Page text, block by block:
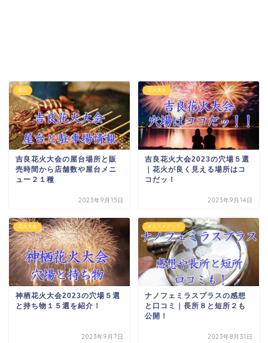
屋台
吉良花火大会の屋台場所と販
売時間から店舗数や屋台メニ
ュー２１種
2023年9月15日
花火大会
吉良花火大会2023の穴場５選
｜花火が良く見える場所はコ
コだッ！
2023年9月14日
花火大会
神栖花火大会2023の穴場５選
と持ち物１５選を紹介！
2023年9月7日
オススメグッズ
ナノフェミラスプラスの感想
と口コミ｜長所８と短所２も
公開！
2023年8月31日